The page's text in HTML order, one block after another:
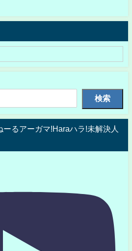
検索
ーるアーガマ!Haraハラ!未解決人